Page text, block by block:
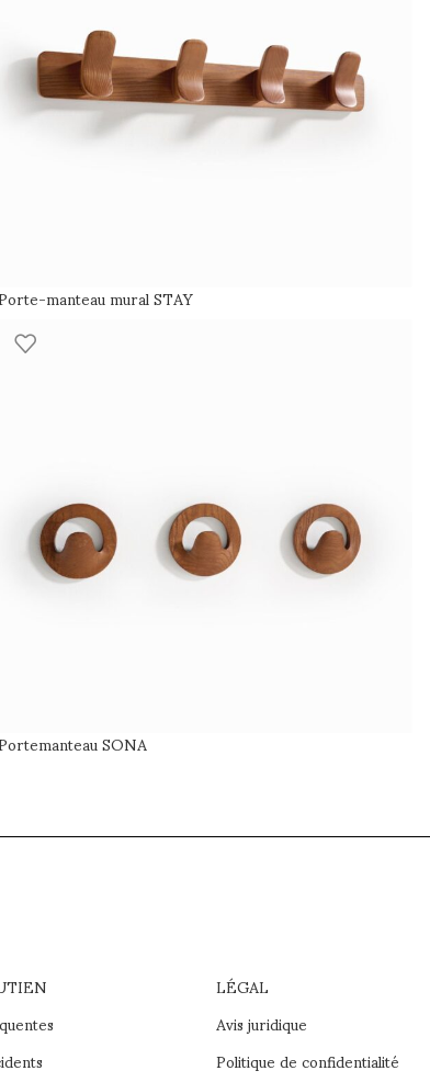
manteau mural STAY
SONA
LÉGAL
Avis juridique
Politique de confidentialité